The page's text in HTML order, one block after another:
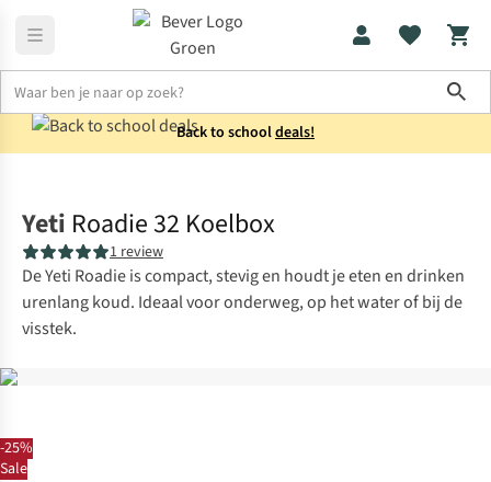
Back to schooldeals!
-25%
Sale
Yeti Roadie 32 Koelbox
1 review
De Yeti Roadie is compact, stevig en houdt je eten en drinken
urenlang koud. Ideaal voor onderweg, op het water of bij de
visstek.